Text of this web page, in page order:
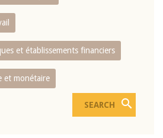
et établissements financiers
et monétaire